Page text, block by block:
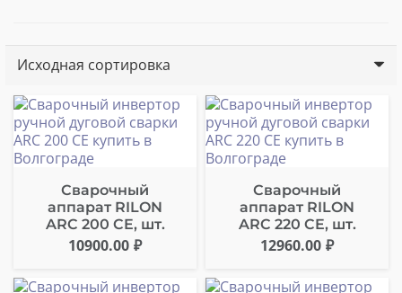
Сварочный
аппарат RILON
ARC 200 CE, шт.
10900.00 ₽
Сварочный
аппарат RILON
ARC 220 CE, шт.
12960.00 ₽